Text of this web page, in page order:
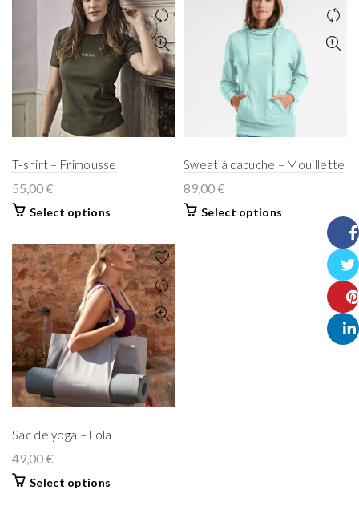
T-shirt – Frimousse
55,00€
Select options
Sweat à capuche – Mouillette
89,00€
Select options
Sac de yoga – Lola
49,00€
Select options